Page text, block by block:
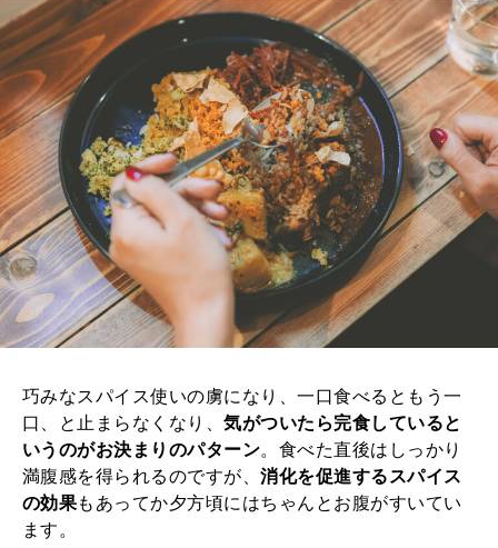
巧みなスパイス使いの虜になり、一口食べるともう一
口、と止まらなくなり、気がついたら完食していると
いうのがお決まりのパターン。食べた直後はしっかり
満腹感を得られるのですが、消化を促進するスパイス
の効果もあってか夕方頃にはちゃんとお腹がすいてい
ます。